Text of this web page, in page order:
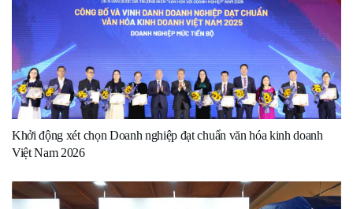
Khởi động xét chọn Doanh nghiệp đạt chuẩn văn hóa kinh doanh
Việt Nam 2026